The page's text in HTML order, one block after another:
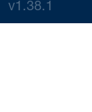
v1.38.1